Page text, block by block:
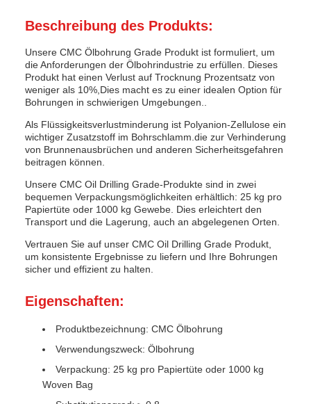
Beschreibung des Produkts:
Unsere CMC Ölbohrung Grade Produkt ist formuliert, um
die Anforderungen der Ölbohrindustrie zu erfüllen. Dieses
Produkt hat einen Verlust auf Trocknung Prozentsatz von
weniger als 10%,Dies macht es zu einer idealen Option für
Bohrungen in schwierigen Umgebungen..
Als Flüssigkeitsverlustminderung ist Polyanion-Zellulose ein
wichtiger Zusatzstoff im Bohrschlamm.die zur Verhinderung
von Brunnenausbrüchen und anderen Sicherheitsgefahren
beitragen können.
Unsere CMC Oil Drilling Grade-Produkte sind in zwei
bequemen Verpackungsmöglichkeiten erhältlich: 25 kg pro
Papiertüte oder 1000 kg Gewebe. Dies erleichtert den
Transport und die Lagerung, auch an abgelegenen Orten.
Vertrauen Sie auf unser CMC Oil Drilling Grade Produkt,
um konsistente Ergebnisse zu liefern und Ihre Bohrungen
sicher und effizient zu halten.
Eigenschaften:
Produktbezeichnung: CMC Ölbohrung
Verwendungszweck: Ölbohrung
Verpackung: 25 kg pro Papiertüte oder 1000 kg
Woven Bag